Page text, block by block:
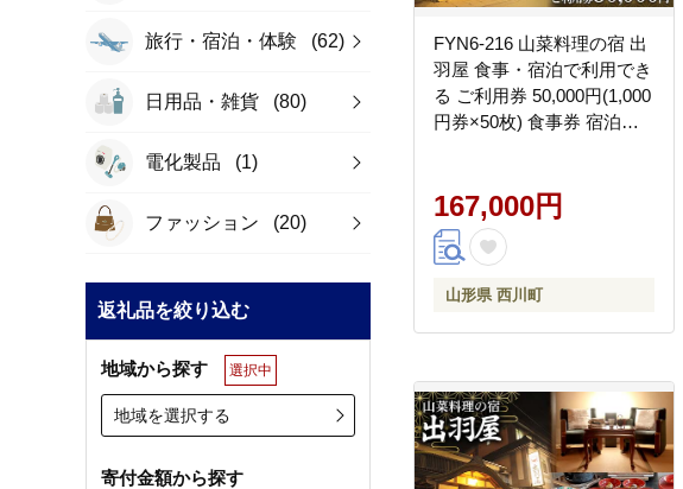
旅行・宿泊・体験 (62)
日用品・雑貨 (80)
電化製品 (1)
ファッション (20)
返礼品を絞り込む
地域から探す 選択中
地域を選択する
寄付金額から探す
FYN6-216 山菜料理の宿 出
羽屋 食事・宿泊で利用でき
る ご利用券 50,000円(1,000
円券×50枚) 食事券 宿泊券
光 温泉 ホテル 旅館 山菜 料
理 食事 山形県 西川町 月山
167,000円
山形県 西川町